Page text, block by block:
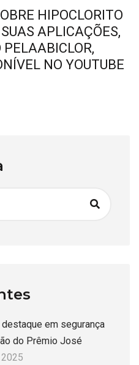
HIPOCLORITO
SUAS APLICAÇÕES,
PELAABICLOR,
NO YOUTUBE
em segurança
do Prêmio José